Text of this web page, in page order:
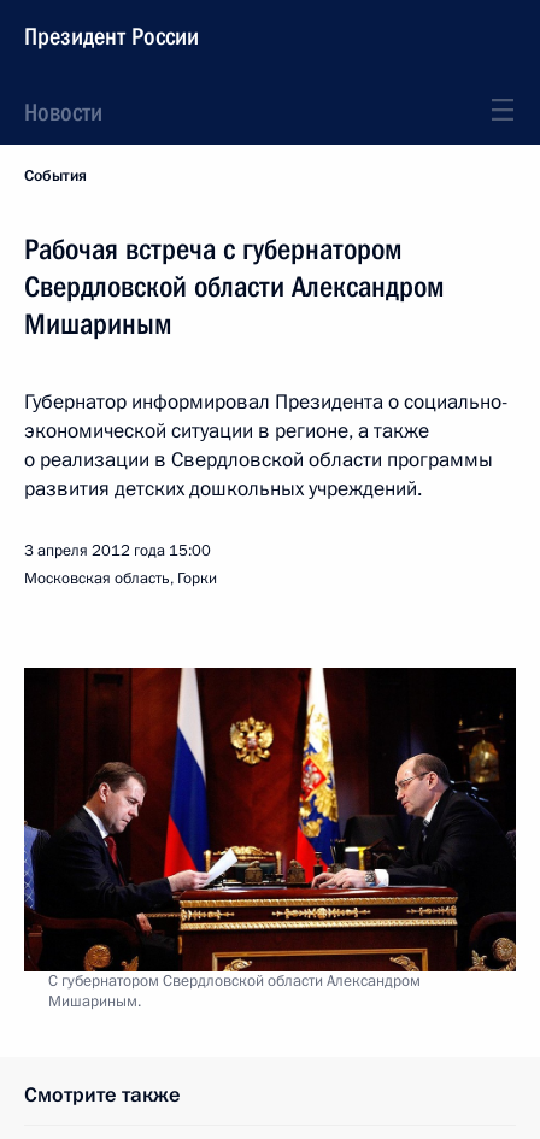
Президент России
Новости
События
Рабочая встреча с губернатором
Свердловской области Александром
Мишариным
Губернатор информировал Президента о социально-
экономической ситуации в регионе, а также
о реализации в Свердловской области программы
развития детских дошкольных учреждений.
3 апреля 2012 года 15:00
Московская область, Горки
С губернатором Свердловской области Александром
Мишариным.
Смотрите также